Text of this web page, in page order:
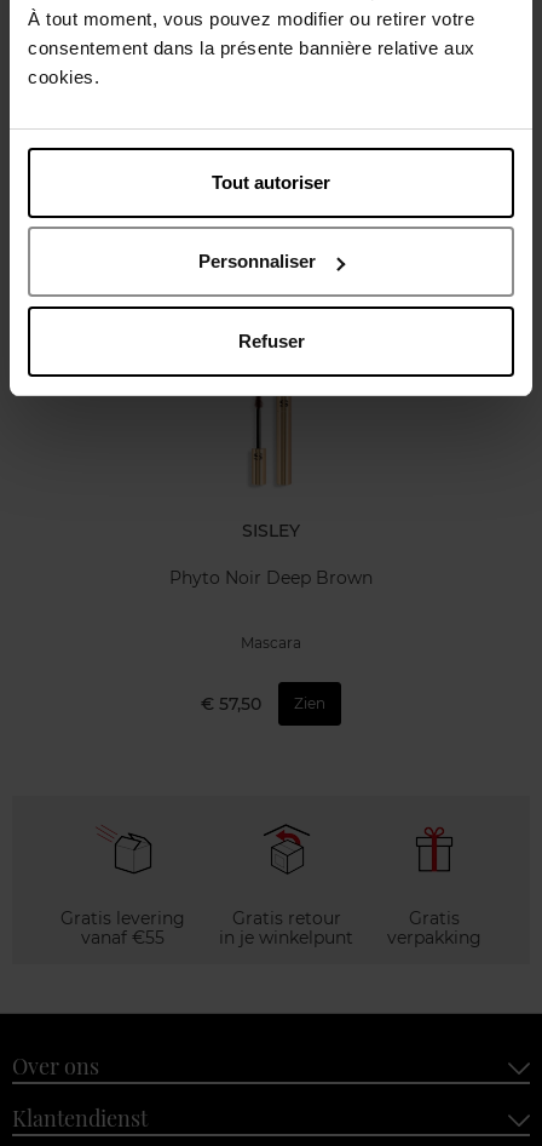
À tout moment, vous pouvez modifier ou retirer votre
consentement dans la présente bannière relative aux
cookies.
Tout autoriser
Personnaliser
Refuser
Gebruiksadvies
Karakteristieken
Review
Nog iets vergeten ?
SISLEY
Phyto Noir Deep Brown
Mascara
€ 57,50 Zien
Gratis levering
vanaf €55
Gratis retour
in je winkelpunt
Gratis
verpakking
Over ons
Klantendienst